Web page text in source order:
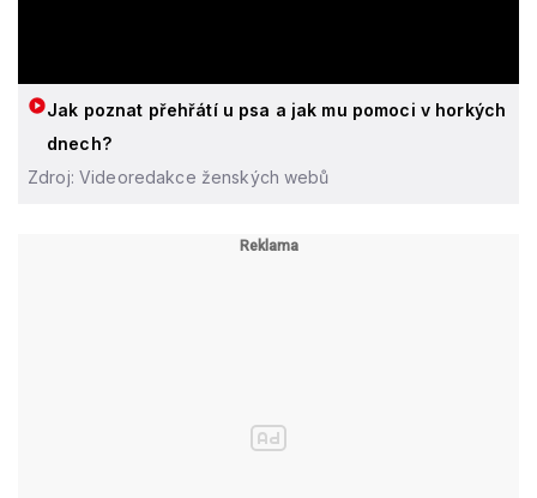
Jak poznat přehřátí u psa a jak mu pomoci v horkých
dnech?
Zdroj: Videoredakce ženských webů